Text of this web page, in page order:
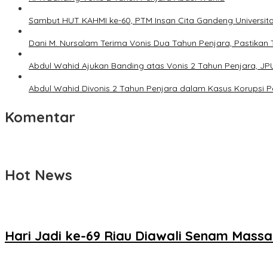
Sambut HUT KAHMI ke-60, PTM Insan Cita Gandeng
Dani M. Nursalam Terima Vonis Dua Tahun Penjara, Pastikan
Abdul Wahid Ajukan Banding atas Vonis 2 Tahun Penjara,
Abdul Wahid Divonis 2 Tahun Penjara dalam Kasus Korupsi
Komentar
Hot News
Hari Jadi ke-69 Riau Diawali Senam